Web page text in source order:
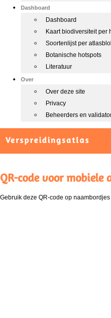
Dashboard
Dashboard
Kaart biodiversiteit per
Soortenlijst per
Botanische hotspots
Literatuur
Over
Over deze site
Privacy
Beheerders en
Verspreidingsatlas
QR-code voor mobiele
Gebruik deze QR-code op